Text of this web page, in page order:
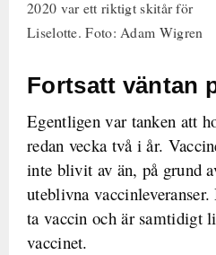
2020 var ett riktigt skitår för
Liselotte. Foto: Adam Wigren
Fortsatt väntan
Egentligen var tanken att
redan vecka två i år.
inte blivit av än, på grund
uteblivna
ta vaccin och är samtidigt
vaccinet.